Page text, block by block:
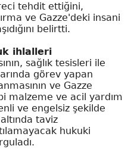
tehdit ettiğini,
ve Gazze'deki insani
belirtti.
ihlalleri
sağlık tesisleri ile
görev yapan
ve Gazze
malzeme ve acil yardım
ve engelsiz şekilde
taviz
hukuki